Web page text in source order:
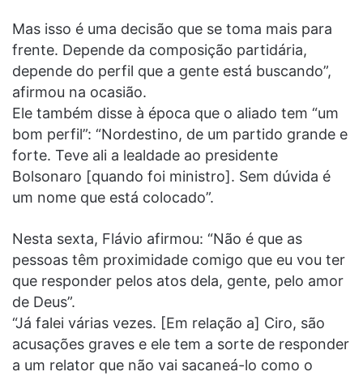
Mas isso é uma decisão que se toma mais para
frente. Depende da composição partidária,
depende do perfil que a gente está buscando”,
afirmou na ocasião.
Ele também disse à época que o aliado tem “um
bom perfil”: “Nordestino, de um partido grande e
forte. Teve ali a lealdade ao presidente
Bolsonaro [quando foi ministro]. Sem dúvida é
um nome que está colocado”.
Nesta sexta, Flávio afirmou: “Não é que as
pessoas têm proximidade comigo que eu vou ter
que responder pelos atos dela, gente, pelo amor
de Deus”.
“Já falei várias vezes. [Em relação a] Ciro, são
acusações graves e ele tem a sorte de responder
a um relator que não vai sacaneá-lo como o